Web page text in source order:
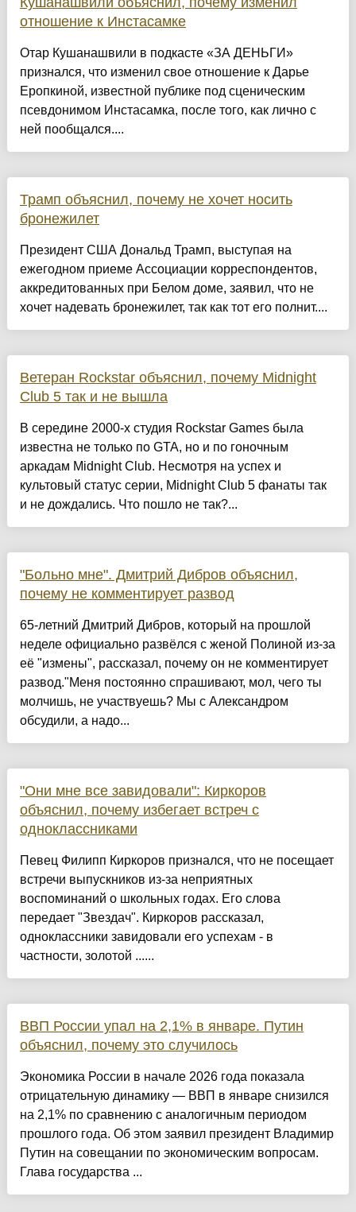
отношение к Инстасамке
Отар Кушанашвили в подкасте «ЗА ДЕНЬГИ»
признался, что изменил свое отношение к Дарье
Еропкиной, известной публике под сценическим
псевдонимом Инстасамка, после того, как лично с
ней пообщался....
Трамп объяснил, почему не хочет носить
бронежилет
Президент США Дональд Трамп, выступая на
ежегодном приеме Ассоциации корреспондентов,
аккредитованных при Белом доме, заявил, что не
хочет надевать бронежилет, так как тот его полнит....
Ветеран Rockstar объяснил, почему Midnight
Club 5 так и не вышла
В середине 2000-х студия Rockstar Games была
известна не только по GTA, но и по гоночным
аркадам Midnight Club. Несмотря на успех и
культовый статус серии, Midnight Club 5 фанаты так
и не дождались. Что пошло не так?...
"Больно мне". Дмитрий Дибров объяснил,
почему не комментирует развод
65-летний Дмитрий Дибров, который на прошлой
неделе официально развёлся с женой Полиной из-за
её "измены", рассказал, почему он не комментирует
развод."Меня постоянно спрашивают, мол, чего ты
молчишь, не участвуешь? Мы с Александром
обсудили, а надо...
"Они мне все завидовали": Киркоров
объяснил, почему избегает встреч с
одноклассниками
Певец Филипп Киркоров признался, что не посещает
встречи выпускников из-за неприятных
воспоминаний о школьных годах. Его слова
передает "Звездач". Киркоров рассказал,
одноклассники завидовали его успехам - в
частности, золотой ......
ВВП России упал на 2,1% в январе. Путин
объяснил, почему это случилось
Экономика России в начале 2026 года показала
отрицательную динамику — ВВП в январе снизился
на 2,1% по сравнению с аналогичным периодом
прошлого года. Об этом заявил президент Владимир
Путин на совещании по экономическим вопросам.
Глава государства ...